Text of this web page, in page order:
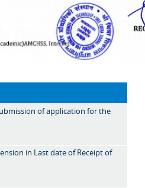
of application for the
in Last date of Receipt of